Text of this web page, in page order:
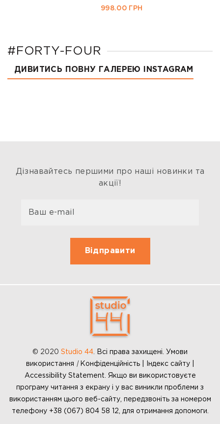
#FORTY-FOUR
ДИВИТИСЬ ПОВНУ ГАЛЕРЕЮ INSTAGRAM
Дізнавайтесь першими про наші новинки та
акції!
© 2020 Studio 44
Всі права захищені. Умови
використання | Конфіденційність | Індекс сайту |
Accessibility Statement. Якщо ви використовуєте
програму читання з екрану і у вас виникли проблеми з
використанням цього веб-сайту, передзвоніть за номером
телефону +38 (067) 804 58 12, для отримання допомоги.